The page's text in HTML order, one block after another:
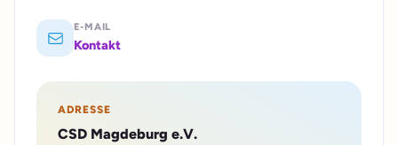
E-MAIL
Kontakt
ADRESSE
CSD Magdeburg e.V.